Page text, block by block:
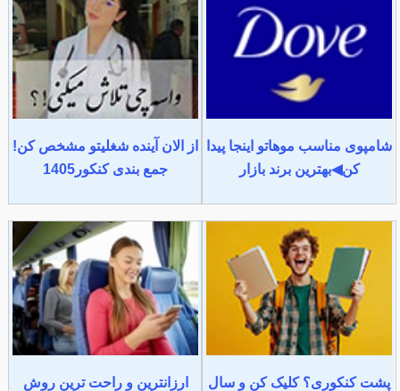
شامپوی مناسب موهاتو اینجا پیدا
کن◀بهترین برند بازار
از الان آینده شغلیتو مشخص کن!
جمع بندی کنکور1405
پشت کنکوری؟ کلیک کن و سال
ارزانترین و راحت ترین روش